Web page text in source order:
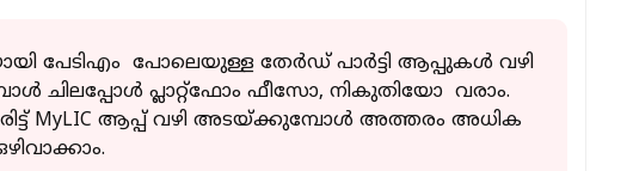
പേടിഎം പോലെയുള്ള തേർഡ് പാർട്ടി ആപ്പുകൾ വഴി
ചിലപ്പോൾ പ്ലാറ്റ്‌ഫോം ഫീസോ, നികുതിയോ വരാം.
MyLIC ആപ്പ് വഴി അടയ്ക്കുമ്പോൾ അത്തരം അധിക